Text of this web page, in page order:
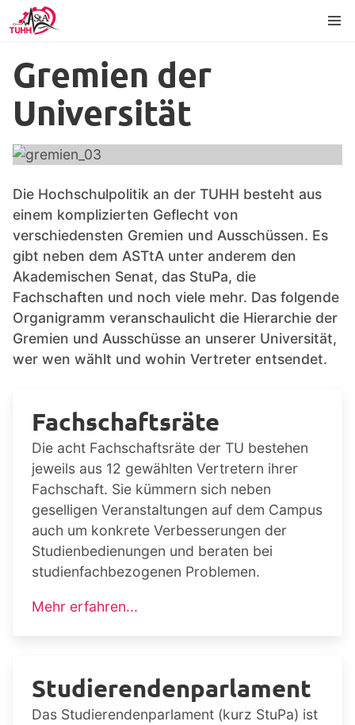
Gremien der
Universität
Die Hochschulpolitik an der TUHH besteht aus
einem komplizierten Geflecht von
verschiedensten Gremien und Ausschüssen. Es
gibt neben dem ASTtA unter anderem den
Akademischen Senat, das StuPa, die
Fachschaften und noch viele mehr. Das folgende
Organigramm veranschaulicht die Hierarchie der
Gremien und Ausschüsse an unserer Universität,
wer wen wählt und wohin Vertreter entsendet.
Fachschaftsräte
Die acht Fachschaftsräte der TU bestehen
jeweils aus 12 gewählten Vertretern ihrer
Fachschaft. Sie kümmern sich neben
geselligen Veranstaltungen auf dem Campus
auch um konkrete Verbesserungen der
Studienbedienungen und beraten bei
studienfachbezogenen Problemen.
Mehr erfahren...
Studierendenparlament
Das Studierendenparlament (kurz StuPa) ist